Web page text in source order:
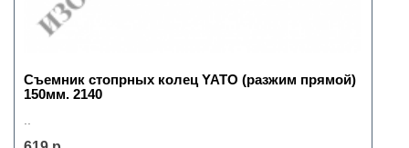
Съемник стопрных колец YATO (разжим прямой)
150мм. 2140